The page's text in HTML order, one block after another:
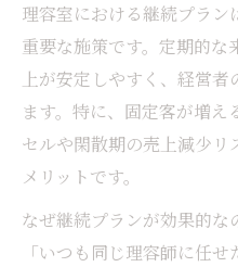
理容室における継続プラン
重要な施策です。定期的な
上が安定しやすく、経営
ます。特に、固定客が増え
セルや閑散期の売上減少リ
メリットです。
なぜ継続プランが効果的な
「いつも同じ理容師に任